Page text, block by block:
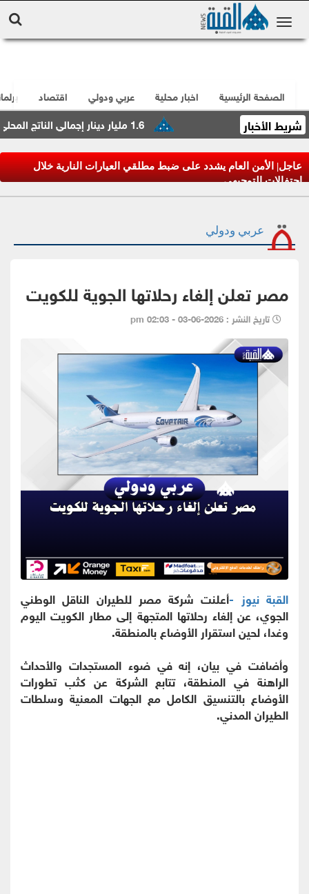
الصفحة الرئيسية اخبار محلية عربي ودولي اقتصاد
شريط الأخبار 1.6 مليار دينار إجمالي الناتج المحلي لقطاع الصناعات التحويلية خلال الربع الأول
عاجل| الأمن العام يشدد على ضبط مطلقي العيارات النارية خلال
احتفالات التوجيهي
عربي ودولي
مصر تعلن إلغاء رحلاتها الجوية للكويت
تاريخ النشر : 2026-06-03 - 02:03 pm
القبة نيوز -أعلنت شركة مصر للطيران الناقل الوطني
الجوي، عن إلغاء رحلاتها المتجهة إلى مطار الكويت اليوم
وغدا، لحين استقرار الأوضاع بالمنطقة.
وأضافت في بيان، إنه في ضوء المستجدات والأحداث
الراهنة في المنطقة، تتابع الشركة عن كثب تطورات
الأوضاع بالتنسيق الكامل مع الجهات المعنية وسلطات
الطيران المدني.